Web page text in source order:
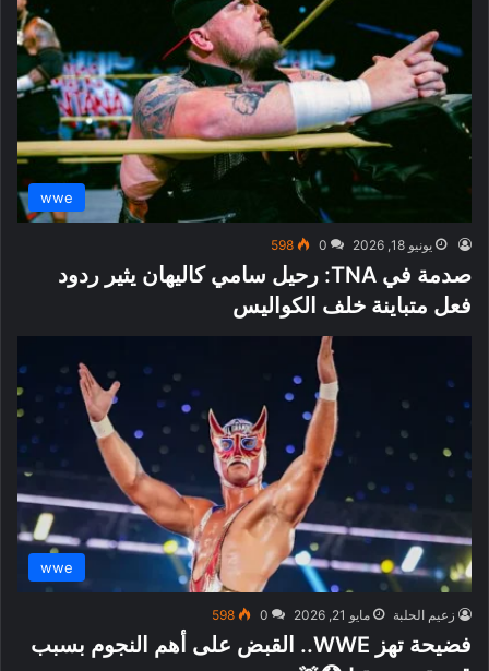
wwe
يونيو 18, 2026 0
598
صدمة في TNA: رحيل سامي كاليهان يثير ردود
فعل متباينة خلف الكواليس
wwe
زعيم الحلبة مايو 21, 2026 0
598
فضيحة تهز WWE.. القبض على أهم النجوم بسبب